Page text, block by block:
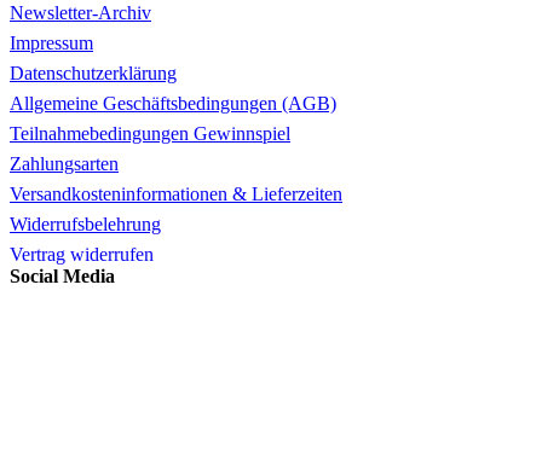
Newsletter-Archiv
Impressum
Datenschutzerklärung
Allgemeine Geschäftsbedingungen (AGB)
Teilnahmebedingungen Gewinnspiel
Zahlungsarten
Versandkosteninformationen & Lieferzeiten
Widerrufsbelehrung
Vertrag widerrufen
Social Media